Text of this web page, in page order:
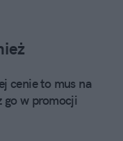
cenie to mus na
go w promocji